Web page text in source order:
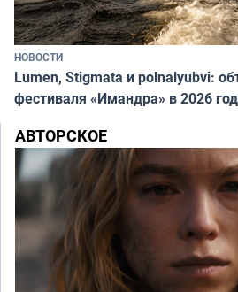
НОВОСТИ
Lumen, Stigmata и polnalyubvi:
фестиваля «Имандра» в 2026
АВТОРСКОЕ